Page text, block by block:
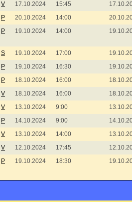
V 17.10.2024 15:45
P 20.10.2024 14:00
P 19.10.2024 14:00
S 19.10.2024 17:00
P 19.10.2024 16:30
P 18.10.2024 16:00
V 18.10.2024 16:00
V 13.10.2024 9:00
P 14.10.2024 9:00
V 13.10.2024 14:00
V 12.10.2024 17:45
P 19.10.2024 18:30